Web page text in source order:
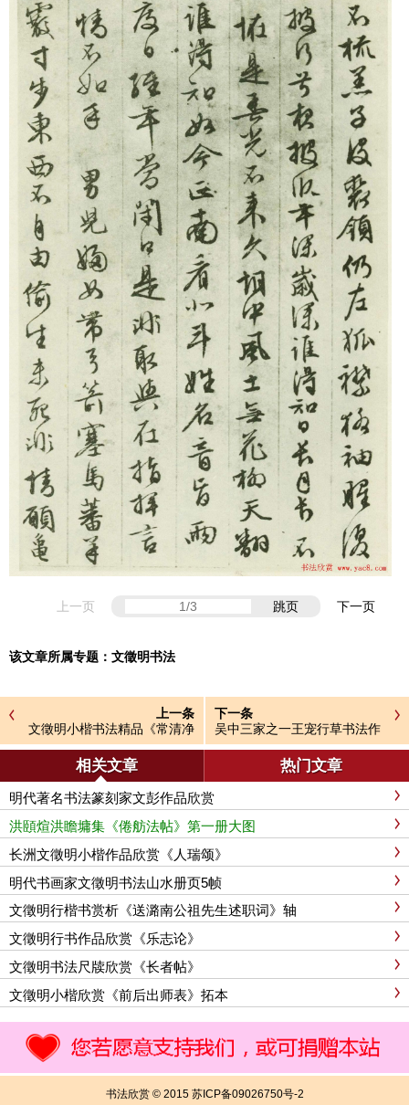
上一页 跳页 下一页
该文章所属专题： 文徵明书法
上一条
文徵明小楷书法精品《常清净
经+老子列传》合册高清彩版
下一条
吴中三家之一王宠行草书法作
品欣赏《九歌》
相关文章 热门文章
明代著名书法篆刻家文彭作品欣赏
洪頤煊洪瞻墉集《倦舫法帖》第一册大图
长洲文徵明小楷作品欣赏《人瑞颂》
明代书画家文徵明书法山水册页5帧
文徵明行楷书赏析《送潞南公祖先生述职词》轴
文徵明行书作品欣赏《乐志论》
文徵明书法尺牍欣赏《长者帖》
文徵明小楷欣赏《前后出师表》拓本
书法欣赏 © 2015 苏ICP备09026750号-2